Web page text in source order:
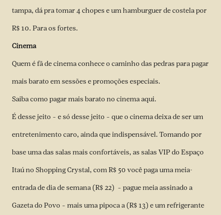
tampa, dá pra tomar 4 chopes e um hamburguer de costela por
R$ 10. Para os fortes.
Cinema
Quem é fã de cinema conhece o caminho das pedras para pagar
mais barato em sessões e promoções especiais.
Saiba como pagar mais barato no cinemaaqui.
É desse jeito – e só desse jeito – que o cinema deixa de ser um
entretenimento caro, ainda que indispensável. Tomando por
base uma das salas mais confortáveis, as salas VIP do Espaço
Itaú no Shopping Crystal, com R$ 50 você paga uma meia-
entrada de dia de semana (R$ 22) – pague meia assinado a
Gazeta do Povo – mais uma pipoca a (R$ 13) e um refrigerante